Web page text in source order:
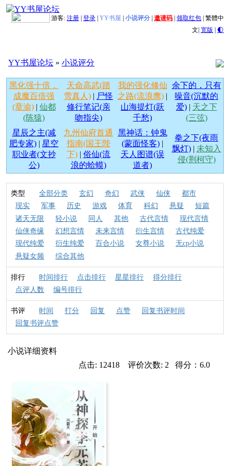
游客: 注册 登录 YY书屋 小说评分 邀请码 领取红包 繁體中
文| 宽版 | 🌓
YY书屋论坛 » 小说评分
黑化强十倍，
成魔百倍强
(章渝)| 仙都
(陈猿)
天命高武(踏
雪真人) | 尸怪
修行笔记(亲
吻指尖)
我的强化修仙
之路(流浪鹰) |
山海提灯(跃
千愁)
余下的，只有
噪音(沉默的
爱)| 天之下
(三弦)
星辰之主(减
肥专家) | 星空
职业者(文抄
公)
九州仙府首通
指南(国王陛
下)| 俗仙(流
浪的蛤蟆)
黑神话：钟鬼
(蒙面怪客) |
天人图谱(误
道者)
拳之下(夜雨
飘灯)| 未知入
侵(荆柯守)
类型 全部分类 玄幻 奇幻 武侠 仙侠
都市
现实
军事 历史 游戏 体育 科幻 悬疑
短篇
诸天无限
轻小说 同人 其他 古代言情
现代言情
仙侠奇缘
幻想言情 未来言情 衍生言情
古代纯爱
现代纯爱
衍生纯爱 百合小说 女尊小说
无cp小说
悬疑女频
综合其他
排行 时间排行 点击排行 星星排行
得分排行
点评人数
编号排行
书评 时间 打分 回复 点赞
回复书评时间
回复书评点赞
小说详细资料
点击: 12418 评价次数: 2 得分：6.0